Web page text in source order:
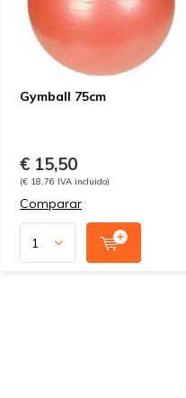
Gymball 75cm
€ 15,50
(€ 18,76 IVA incluido)
Comparar